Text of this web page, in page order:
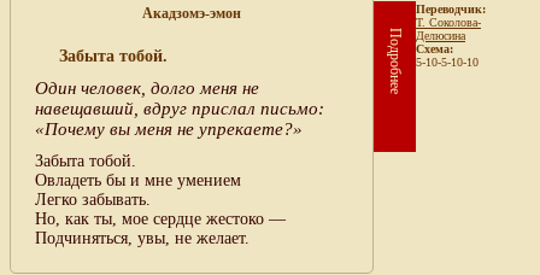
Акадзомэ-эмон
Забыта тобой.
Один человек, долго меня не
навещавший, вдруг прислал письмо:
«Почему вы меня не упрекаете?»
Забыта тобой.
Овладеть бы и мне умением
Легко забывать.
Но, как ты, мое сердце жестоко —
Подчиняться, увы, не желает.
Подробнее
Переводчик:
Т. Соколова-
Делюсина
Схема:
5-10-5-10-10